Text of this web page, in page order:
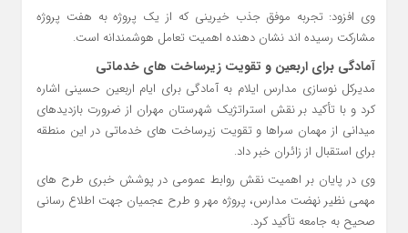
وی افزود: تجربه موفق جذب خیرینی که از یک پروژه به هفت پروژه
مشارکت رسیده‌ اند نشان‌ دهنده اهمیت تعامل هوشمندانه است.
آمادگی برای اربعین و تقویت زیرساخت‌ های خدماتی
مدیرکل نوسازی مدارس ایلام به آمادگی برای ایام اربعین حسینی اشاره
کرد و با تأکید بر نقش استراتژیک شهرستان مهران از ضرورت بازدیدهای
میدانی از مهمان‌ سراها و تقویت زیرساخت‌ های خدماتی در این منطقه
برای استقبال از زائران خبر داد.
وی در پایان بر اهمیت نقش روابط عمومی در پوشش خبری طرح‌ های
مهمی نظیر نهضت مدارس، پروژه مهر و طرح عجمیان جهت اطلاع‌ رسانی
صحیح به جامعه تأکید کرد.